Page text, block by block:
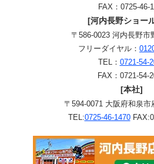
FAX：0725-46-
[河内長野ショー
〒586-0023 河内長野市
フリーダイヤル：
TEL： 0721-54-
FAX：0721-54-
[本社]
〒594-0071 大阪府和泉市
TEL:0725-46-1470